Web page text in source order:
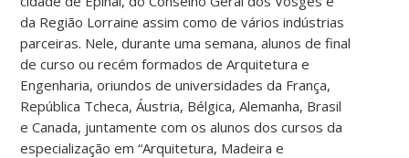
da Região Lorraine assim como de vários indústrias
parceiras. Nele, durante uma semana, alunos de final
de curso ou recém formados de Arquitetura e
Engenharia, oriundos de universidades da França,
República Tcheca, Áustria, Bélgica, Alemanha, Brasil
e Canada, juntamente com os alunos dos cursos da
especialização em “Arquitetura, Madeira e